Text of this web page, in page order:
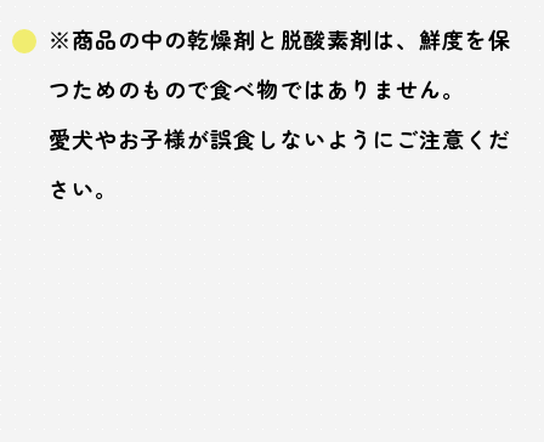
※商品の中の乾燥剤と脱酸素剤は、鮮度を保
つためのもので食べ物ではありません。
愛犬やお子様が誤食しないようにご注意くだ
さい。